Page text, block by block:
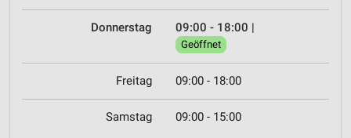
Donnerstag 09:00 - 18:00 |
Geöffnet
Freitag 09:00 - 18:00
Samstag 09:00 - 15:00